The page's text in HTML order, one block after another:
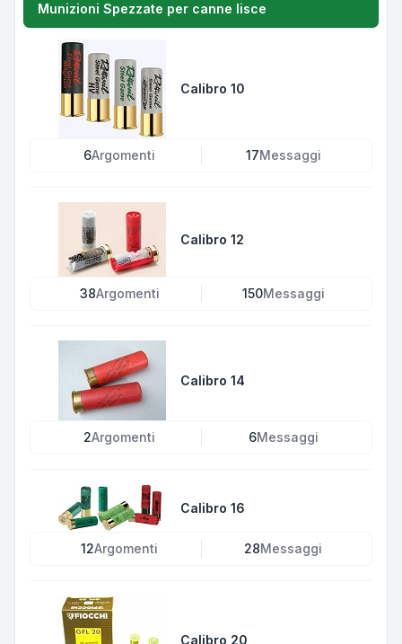
Munizioni Spezzate per canne lisce
Calibro 10
6Argomenti 17Messaggi
Calibro 12
38Argomenti 150Messaggi
Calibro 14
2Argomenti 6Messaggi
Calibro 16
12Argomenti 28Messaggi
Calibro 20